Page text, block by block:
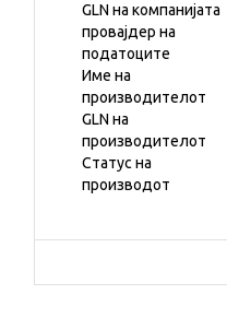
GLN на компанијата
провајдер на
податоците
Име на
производителот
GLN на
производителот
Статус на
производот